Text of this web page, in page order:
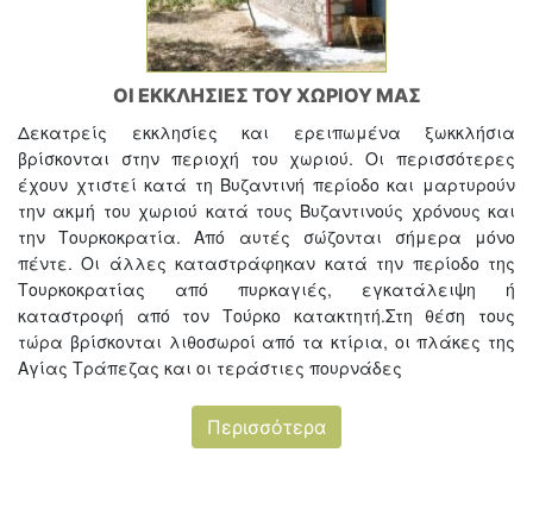
ΟΙ ΕΚΚΛΗΣΙΕΣ ΤΟΥ ΧΩΡΙΟΥ ΜΑΣ
Δεκατρείς εκκλησίες και ερειπωμένα ξωκκλήσια
βρίσκονται στην περιοχή του χωριού. Οι περισσότερες
έχουν χτιστεί κατά τη Βυζαντινή περίοδο και μαρτυρούν
την ακμή του χωριού κατά τους Βυζαντινούς χρόνους και
την Τουρκοκρατία. Από αυτές σώζονται σήμερα μόνο
πέντε. Οι άλλες καταστράφηκαν κατά την περίοδο της
Τουρκοκρατίας από πυρκαγιές, εγκατάλειψη ή
καταστροφή από τον Τούρκο κατακτητή.Στη θέση τους
τώρα βρίσκονται λιθοσωροί από τα κτίρια, οι πλάκες της
Αγίας Τράπεζας και οι τεράστιες πουρνάδες
Περισσότερα